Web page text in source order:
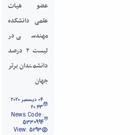
عضو هیات
علمی دانشکده
مهندسی در
لیست ۲ درصد
دانشمندان برتر
جهان
٠٤ ديسمبر ٢٠٢٠
٢٠:٤٣
News Code :
5330994
View: 5293